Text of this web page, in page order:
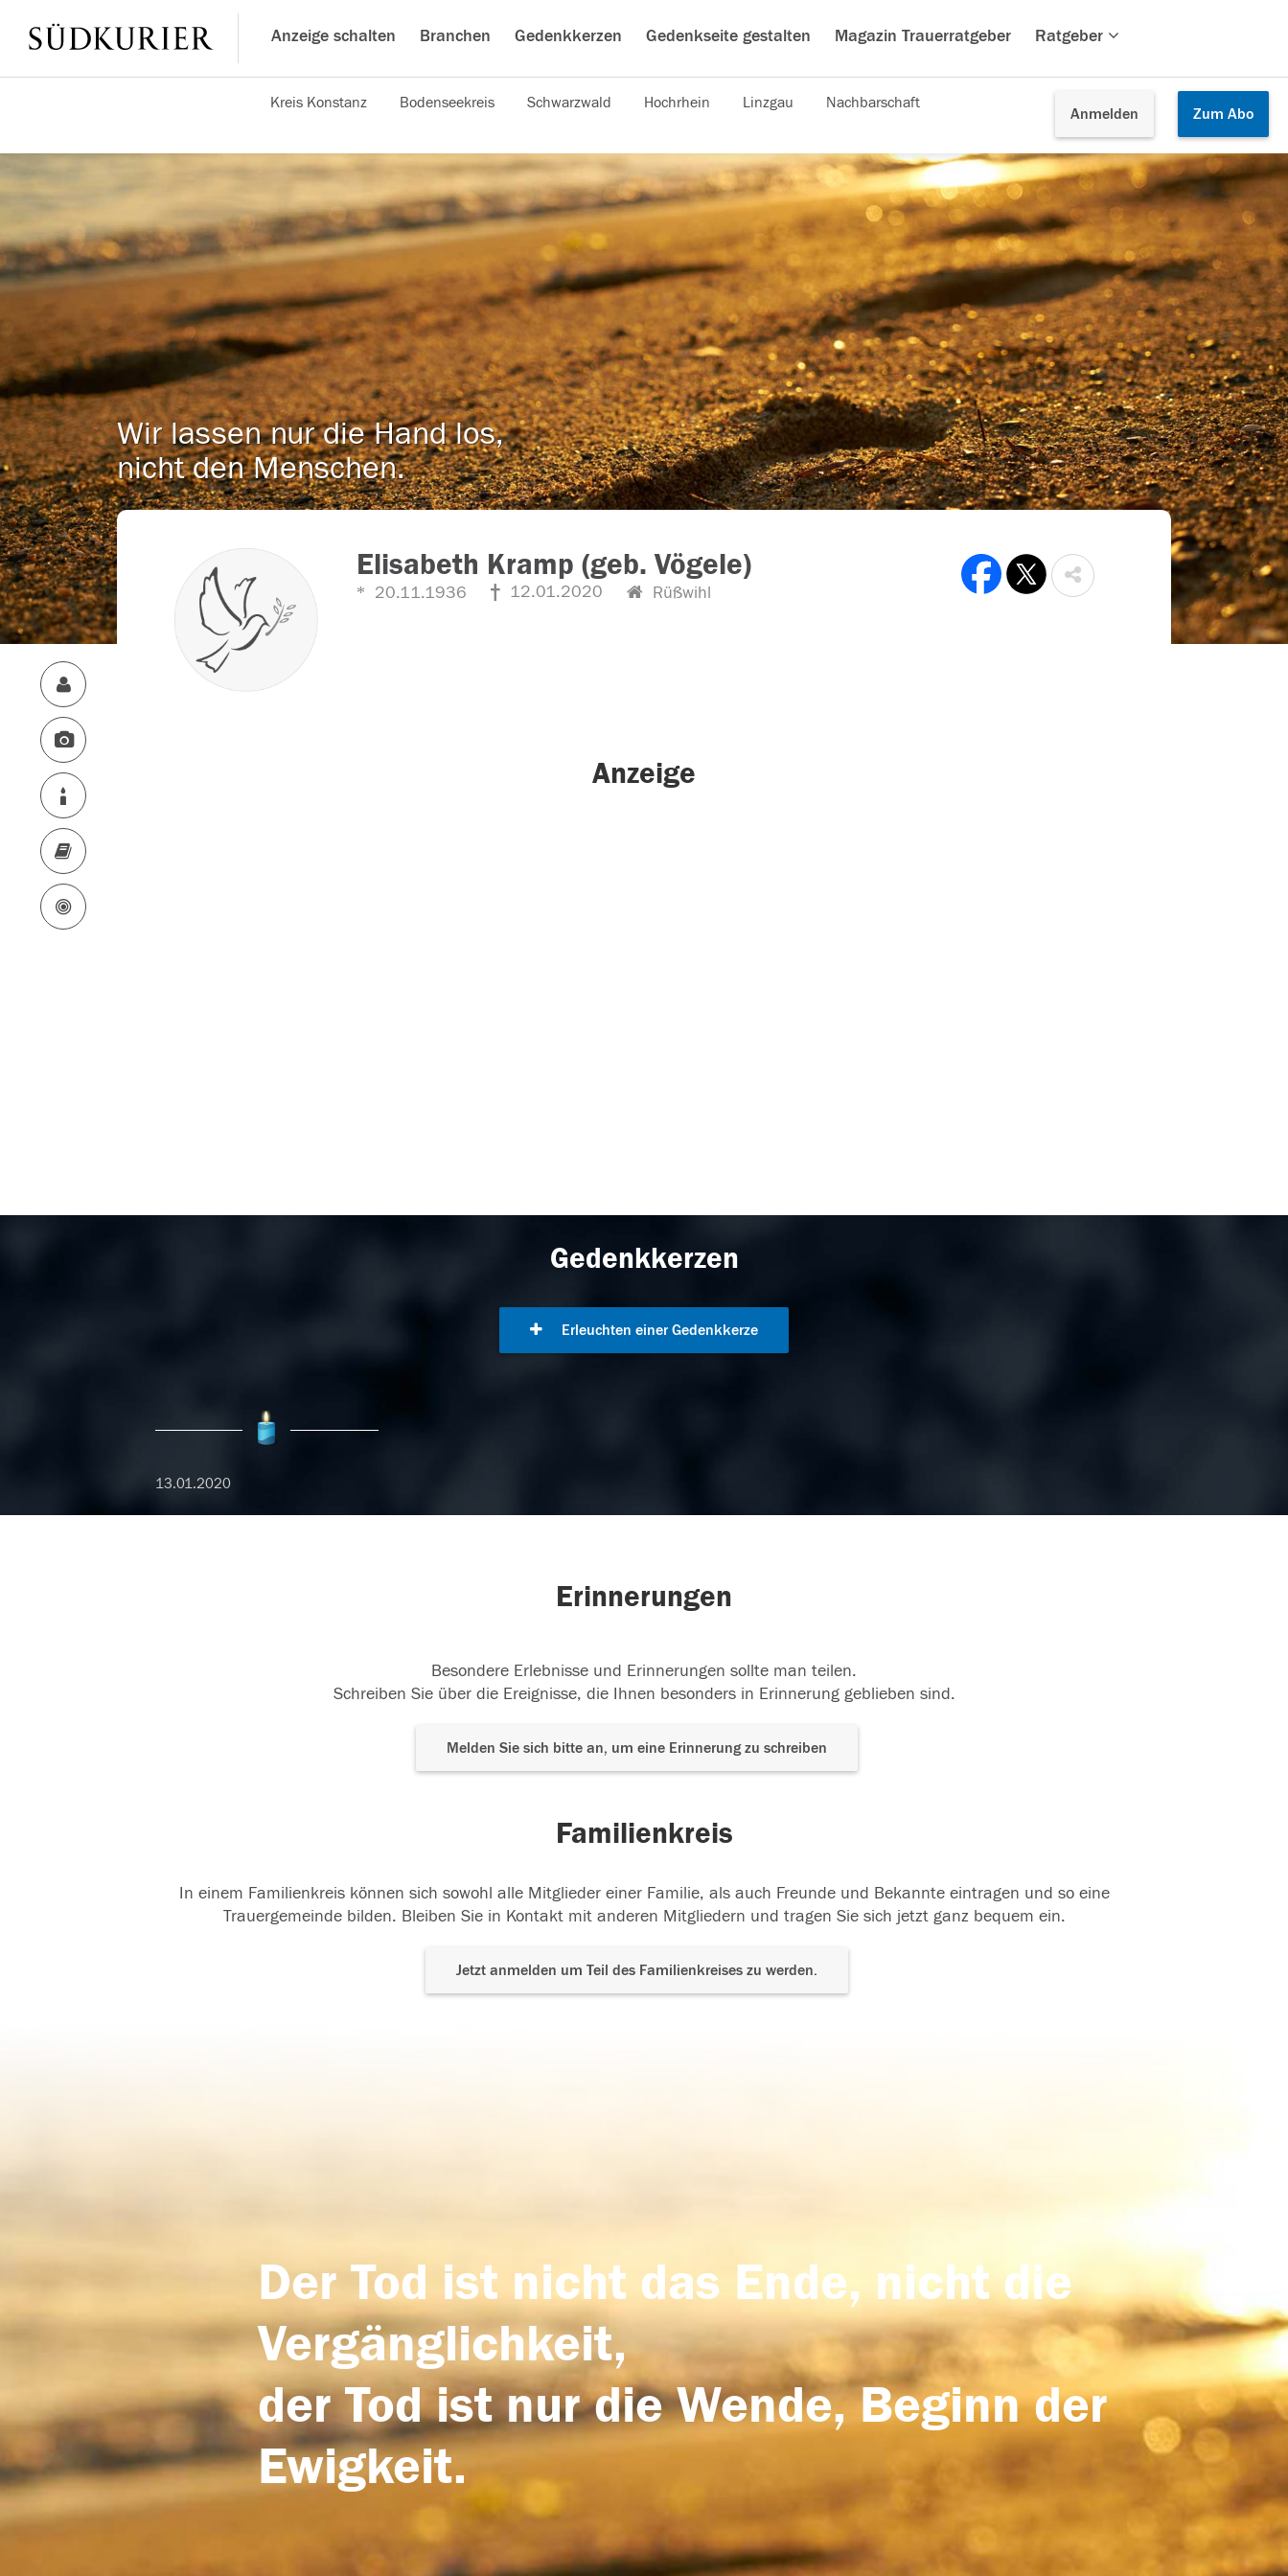
Anzeige schalten Branchen Gedenkkerzen Gedenkseite gestalten Magazin Trauerratgeber Ratgeber
Anmelden Zum Abo
Kreis Konstanz Bodenseekreis Schwarzwald Hochrhein Linzgau Nachbarschaft
Wir lassen nur die Hand los,
nicht den Menschen.
Elisabeth Kramp (geb. Vögele)
20.11.1936 12.01.2020 Rüßwihl
Anzeige
Gedenkkerzen
Erleuchten einer Gedenkkerze
13.01.2020
Erinnerungen
Besondere Erlebnisse und Erinnerungen sollte man teilen.
Schreiben Sie über die Ereignisse, die Ihnen besonders in Erinnerung geblieben sind.
Melden Sie sich bitte an, um eine Erinnerung zu schreiben
Familienkreis
In einem Familienkreis können sich sowohl alle Mitglieder einer Familie, als auch Freunde und Bekannte eintragen und so eine
Trauergemeinde bilden. Bleiben Sie in Kontakt mit anderen Mitgliedern und tragen Sie sich jetzt ganz bequem ein.
Jetzt anmelden um Teil des Familienkreises zu werden.
Der Tod ist nicht das Ende, nicht die
Vergänglichkeit,
der Tod ist nur die Wende, Beginn der
Ewigkeit.